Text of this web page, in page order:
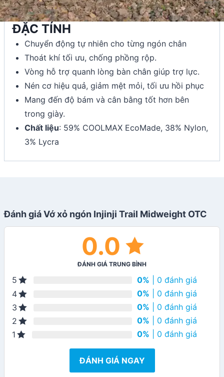
ĐẶC TÍNH
Chuyển động tự nhiên cho từng ngón chân
Thoát khí tối ưu, chống phồng rộp.
Vòng hỗ trợ quanh lòng bàn chân giúp trợ lực.
Nén cơ hiệu quả, giảm mệt mỏi, tối ưu hồi phục
Mang đến độ bám và cân bằng tốt hơn bên
trong giày.
Chất liệu: 59% COOLMAX EcoMade, 38% Nylon,
3% Lycra
Đánh giá Vớ xỏ ngón Injinji Trail Midweight OTC
0.0
ĐÁNH GIÁ TRUNG BÌNH
5 0% | 0 đánh giá
4
0% | 0 đánh giá
3
0% | 0 đánh giá
2
0% | 0 đánh giá
1
0% | 0 đánh giá
ĐÁNH GIÁ NGAY